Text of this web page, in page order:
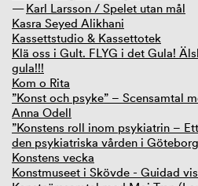
Karl Larsson / Spelet utan mål
Kasra Seyed Alikhani
Kassettstudio & Kassettotek
Klä oss i Gult. FLYG i det Gula!
gula!!!
Kom o Rita
”Konst och psyke” – Scensamtal
Anna Odell
”Konstens roll inom psykiatrin –
den psykiatriska vården i
Konstens vecka
Konstmuseet i Skövde - Guidad